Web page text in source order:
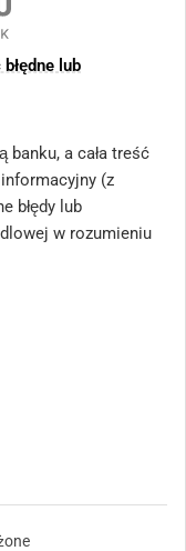
lub
a cała treść
(z
błędy lub
w rozumieniu